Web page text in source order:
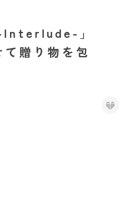
-Interlude-」
贈り物を包